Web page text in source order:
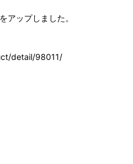
アップしました。
detail/98011/